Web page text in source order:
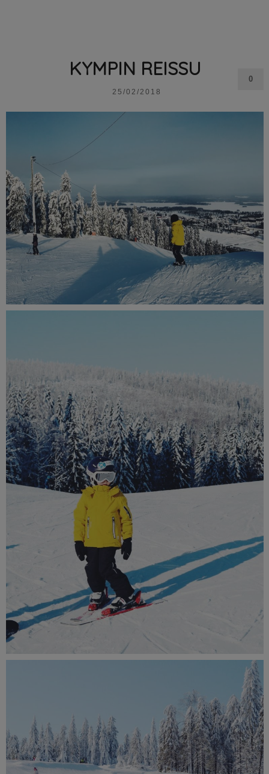
KYMPIN REISSU
25/02/2018
0